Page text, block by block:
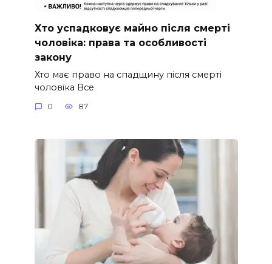
Хто успадковує майно після смерті
чоловіка: права та особливості
закону
Хто має право на спадщину після смерті
чоловіка Все
0 87